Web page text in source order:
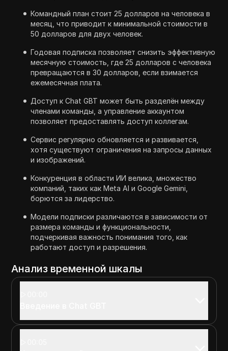
Командный план стоит 25 долларов на человека в
месяц, что приводит к минимальной стоимости в
50 долларов для двух человек.
Годовая подписка позволяет снизить эффективную
месячную стоимость, где 25 долларов с человека
превращаются в 30 долларов, если взимается
ежемесячная плата.
Доступ к Chat GBT может быть разделён между
членами команды, а управление аккаунтом
позволяет предоставлять доступ коллегам.
Сервис регулярно обновляется и развивается,
хотя существуют ограничения на запросы данных
и изображений.
Конкуренция в области ИИ велика, множество
компаний, таких как Meta AI и Google Gemini,
борются за лидерство.
Модели подписки различаются в зависимости от
размера команды и функциональности,
подчеркивая важность понимания того, как
работают доступ и разрешения.
Анализ временной шкалы